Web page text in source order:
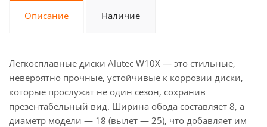
Описание Наличие
Легкосплавные диски Alutec W10X — это стильные,
невероятно прочные, устойчивые к коррозии диски,
которые прослужат не один сезон, сохранив
презентабельный вид. Ширина обода составляет 8, а
диаметр модели — 18 (вылет — 25), что добавляет им